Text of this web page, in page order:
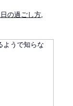
の過ごし方,